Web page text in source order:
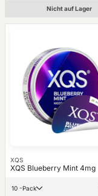
Nicht auf Lager
XQS
XQS Blueberry Mint 4mg
10 -Pack